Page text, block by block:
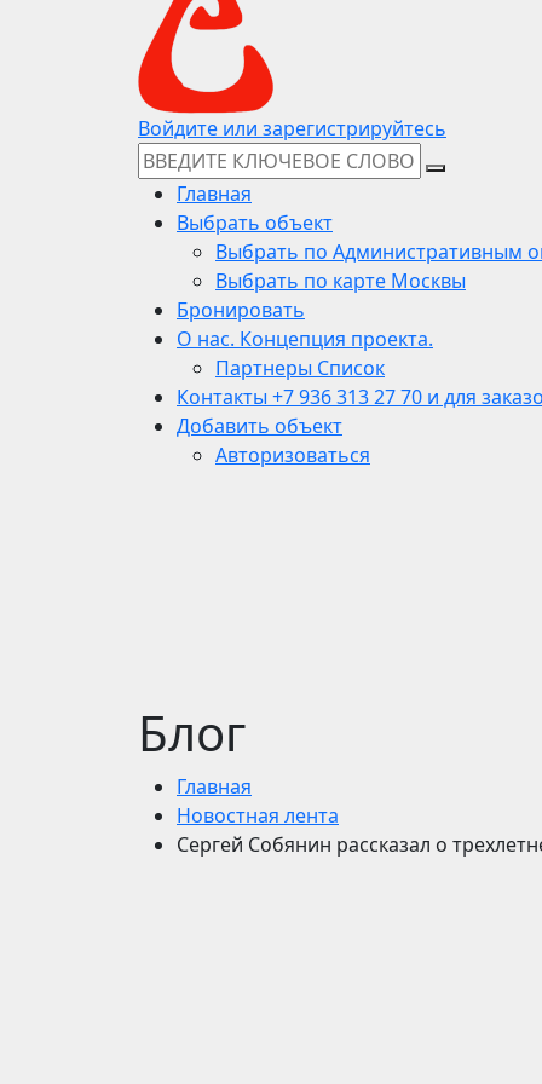
Войдите или зарегистрируйтесь
Главная
Выбрать объект
Выбрать по Административным
Выбрать по карте Москвы
Бронировать
О нас. Концепция проекта.
Партнеры Список
Контакты +7 936 313 27 70 и для
Добавить объект
Авторизоваться
Блог
Главная
Новостная лента
Сергей Собянин рассказал о